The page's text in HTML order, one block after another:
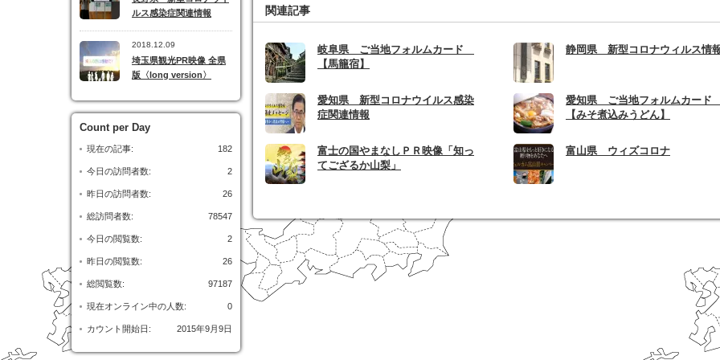
ルス感染症関連情報
2018.12.09
埼玉県観光PR映像 全県
版〈long version〉
Count per Day
182
現在の記事:
2
今日の訪問者数:
26
昨日の訪問者数:
78547
総訪問者数:
2
今日の閲覧数:
26
昨日の閲覧数:
97187
総閲覧数:
0
現在オンライン中の人数:
2015年9月9日
カウント開始日:
関連記事
岐阜県 ご当地フォルムカード
【馬籠宿】
静岡県 新型コロナウィルス情
愛知県 新型コロナウイルス感染
症関連情報
愛知県 ご当地フォルムカー
【みそ煮込みうどん】
富士の国やまなしＰＲ映像「知っ
てござるか山梨」
富山県 ウィズコロナ